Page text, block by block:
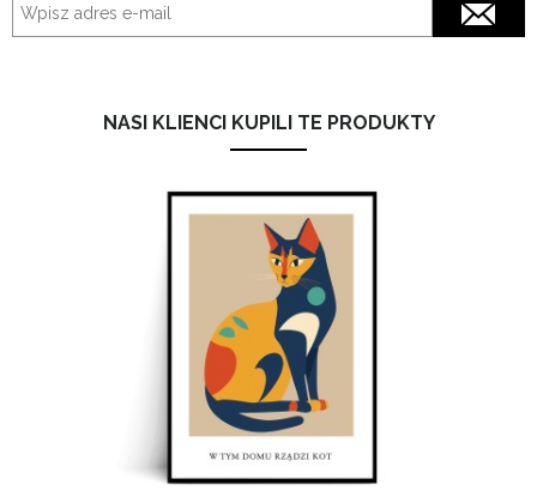
NASI KLIENCI KUPILI TE PRODUKTY